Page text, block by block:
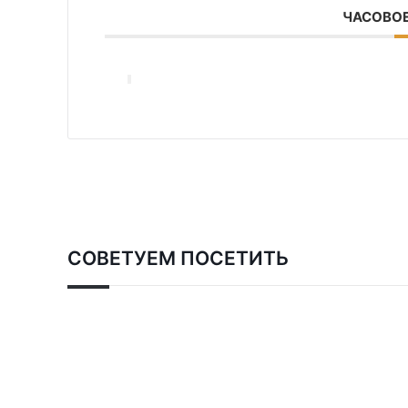
СОВЕТУЕМ ПОСЕТИТЬ